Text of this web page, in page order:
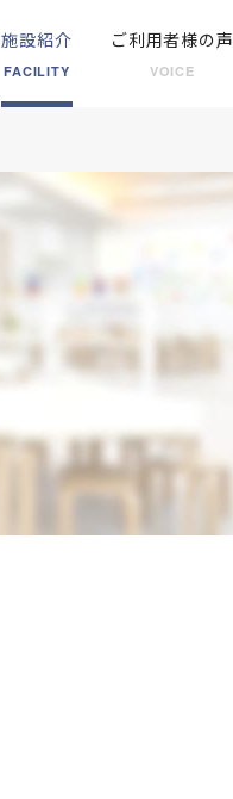
施設紹介
FACILITY
ご利用者様の声
VOICE